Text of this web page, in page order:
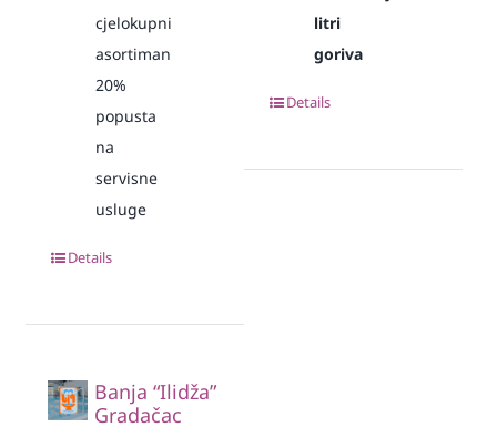
cjelokupni
asortiman
20%
popusta
na
servisne
usluge
Details
litri
goriva
Details
Banja “Ilidža”
Gradačac